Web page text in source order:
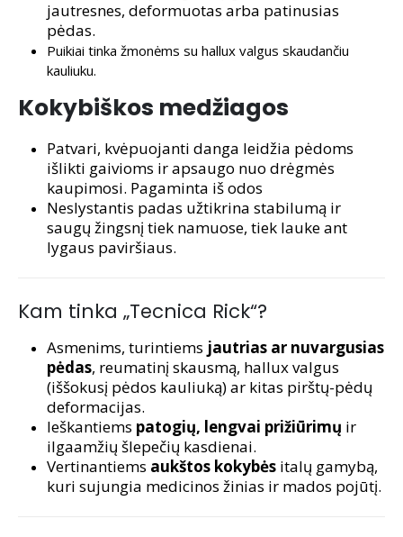
jautresnes, deformuotas arba patinusias
pėdas.
Puikiai tinka žmonėms su hallux valgus skaudančiu
kauliuku.
Kokybiškos medžiagos
Patvari, kvėpuojanti danga leidžia pėdoms
išlikti gaivioms ir apsaugo nuo drėgmės
kaupimosi. Pagaminta iš odos
Neslystantis padas užtikrina stabilumą ir
saugų žingsnį tiek namuose, tiek lauke ant
lygaus paviršiaus.
Kam tinka „Tecnica Rick“?
Asmenims, turintiems jautrias ar nuvargusias
pėdas, reumatinį skausmą, hallux valgus
(iššokusį pėdos kauliuką) ar kitas pirštų-pėdų
deformacijas.
Ieškantiems patogių, lengvai prižiūrimų ir
ilgaamžių šlepečių kasdienai.
Vertinantiems aukštos kokybės italų gamybą,
kuri sujungia medicinos žinias ir mados pojūtį.